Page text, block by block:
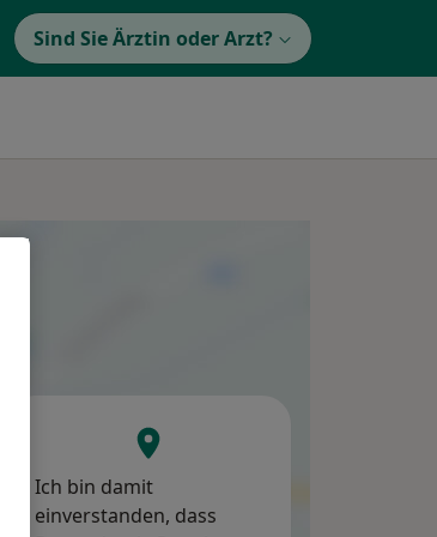
Sind Sie Ärztin oder Arzt?
Ich bin damit
einverstanden, dass